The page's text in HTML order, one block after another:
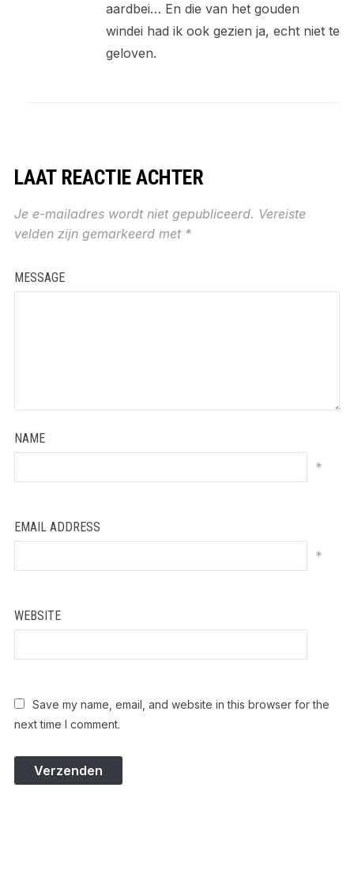
aardbei… En die van het gouden
windei had ik ook gezien ja, echt niet te
geloven.
LAAT REACTIE ACHTER
Je e-mailadres wordt niet gepubliceerd. Vereiste
velden zijn gemarkeerd met *
MESSAGE
NAME
*
EMAIL ADDRESS
*
WEBSITE
Save my name, email, and website in this browser for the
next time I comment.